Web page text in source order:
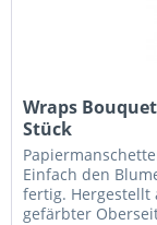
Wraps
Stück
Einfach den
fertig. Hergestellt
gefärbter